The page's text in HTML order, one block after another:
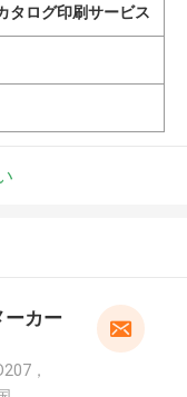
タログ印刷サービス
カー
，